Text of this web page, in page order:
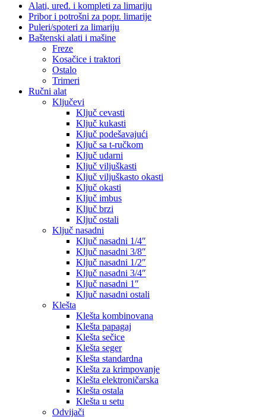
Alati, uređ. i kompleti za limariju
Pribor i potrošni za popr. limarije
Puleri/spoteri za limariju
Baštenski alati i mašine
Freze
Kosačice i traktori
Ostalo
Trimeri
Ručni alat
Ključevi
Ključ cevasti
Ključ kukasti
Ključ podešavajući
Ključ sa t-ručkom
Ključ udarni
Ključ viljuškasti
Ključ viljuškasto okasti
Ključ okasti
Ključ imbus
Ključ brzi
Ključ ostali
Ključ nasadni
Ključ nasadni 1/4″
Ključ nasadni 3/8″
Ključ nasadni 1/2″
Ključ nasadni 3/4″
Ključ nasadni 1″
Ključ nasadni ostali
Klešta
Klešta kombinovana
Klešta papagaj
Klešta sečice
Klešta seger
Klešta standardna
Klešta za krimpovanje
Klešta elektroničarska
Klešta ostala
Klešta u setu
Odvijači